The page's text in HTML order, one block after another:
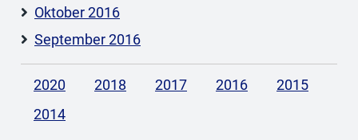
Oktober 2016
September 2016
2020 2018 2017 2016
2015
2014